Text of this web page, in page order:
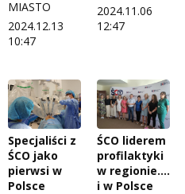
MIASTO
2024.12.13
10:47
2024.11.06
12:47
Specjaliści z
ŚCO jako
pierwsi w
Polsce
ŚCO liderem
profilaktyki
w regionie....
i w Polsce